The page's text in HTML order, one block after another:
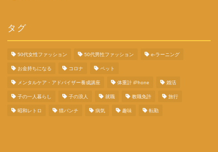
タグ
50代女性ファッション 50代男性ファッション e-ラーニング
お金持ちになる コロナ ペット
メンタルケア・アドバイザー養成講座 体重計 iPhone 婚活
子の一人暮らし 子の浪人 就職 教職免許 旅行
昭和レトロ 猫パンチ 病気 趣味 転勤